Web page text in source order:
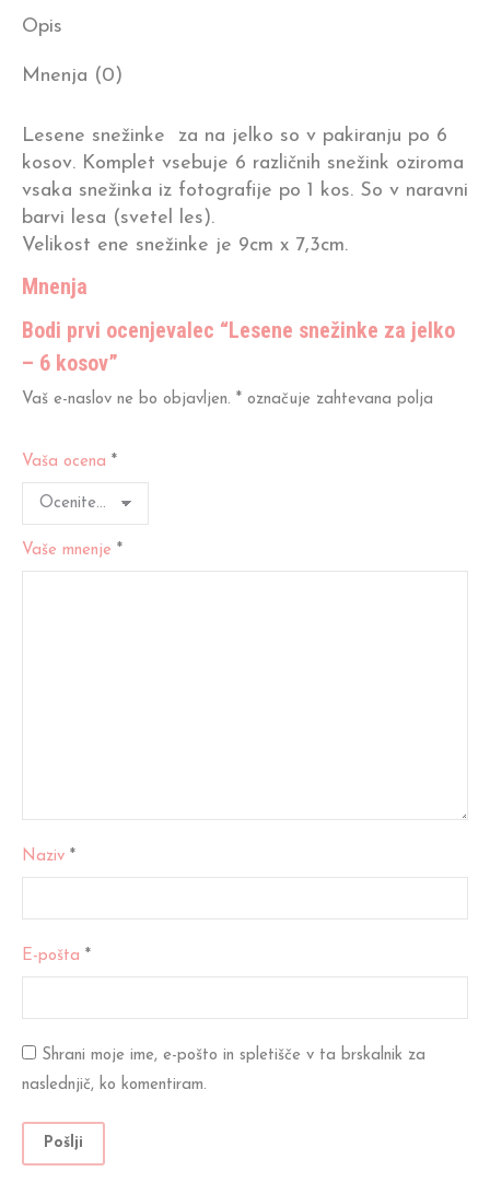
Opis
Mnenja (0)
Lesene snežinke za na jelko so v pakiranju po 6
kosov. Komplet vsebuje 6 različnih snežink oziroma
vsaka snežinka iz fotografije po 1 kos. So v naravni
barvi lesa (svetel les).
Velikost ene snežinke je 9cm x 7,3cm.
Mnenja
Bodi prvi ocenjevalec “Lesene snežinke za jelko
– 6 kosov”
Vaš e-naslov ne bo objavljen. * označuje zahtevana polja
Vaša ocena *
Vaše mnenje *
Naziv *
E-pošta *
Shrani moje ime, e-pošto in spletišče v ta brskalnik za
naslednjič, ko komentiram.